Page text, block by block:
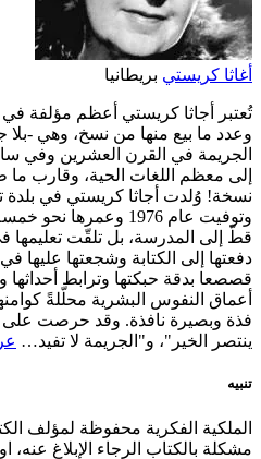
أغاثا كريستي بريطانيا
تُعتبر أجاثا كريستي أعظم مؤلفة في
وعدد ما بيع منها من نسخ، وهي -
الجريمة في القرن العشرين وفي
إلى معظم اللغات الحية، وقارب ما
وتوفيت عام 1976
قطّ إلى المدرسة، بل تلقّت تعليمها
دفعتها إلى الكتابة وشجعتها عليها
قصصعا بدقة حبكتها وترابط
أعماق النفوس البشرية محلّلةً
فذة وبصيرة نافذة. وقد حرصت على أن
ينتصر الخير"، و"الجريمة لا تفيد…
تنبيه
الملكية الفكرية محفوظة لمؤلف
مشكلة بالكتاب الرجاء الإبلاغ عنه،